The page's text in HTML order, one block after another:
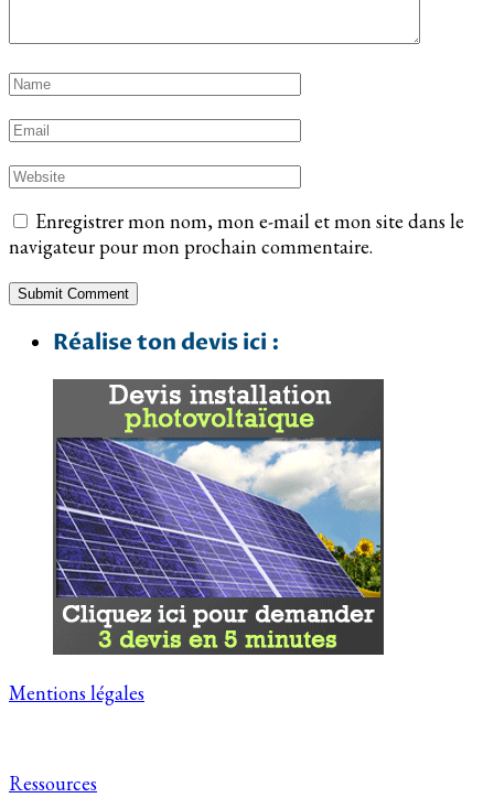
Enregistrer mon nom, mon e-mail et mon site dans le
navigateur pour mon prochain commentaire.
Réalise ton devis ici :
Mentions légales
Ressources